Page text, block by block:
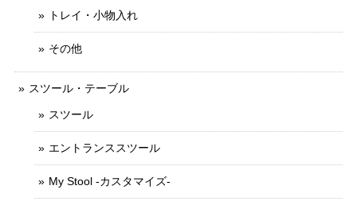
トレイ・小物入れ
その他
スツール・テーブル
スツール
エントランススツール
My Stool -カスタマイズ-